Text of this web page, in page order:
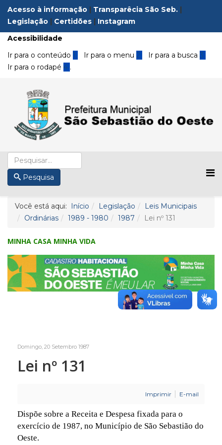
Acesso à informação | Transparêcia São Seb. |
Legislação | Certidões | Instagram
Acessibilidade
Ir para o conteúdo 1 Ir para o menu 2 Ir para a busca3
Ir para o rodapé 4 .
Pesquisa
Você está aqui: Início Legislação
Leis Municipais
Ordinárias
1989 - 1980 1987 Lei nº 131
MINHA CASA MINHA VIDA
Domingo, 20 Setembro 1987
Lei nº 131
Imprimir E-mail
Dispõe sobre a Receita e Despesa fixada para o
exercício de 1987, no Município de São Sebastião do
Oeste.